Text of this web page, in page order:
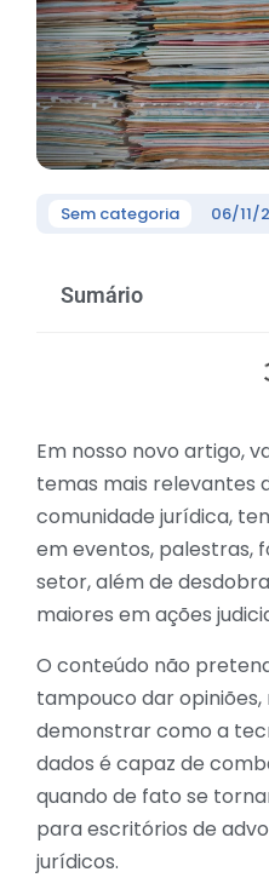
Sem categoria 06/11/
Sumário
Em nosso novo artigo,
temas mais relevantes
comunidade jurídica,
em eventos, palestras,
setor, além de
maiores em ações
O conteúdo não
tampouco dar
demonstrar como a
dados é capaz de
quando de fato se
para escritórios de
jurídicos.